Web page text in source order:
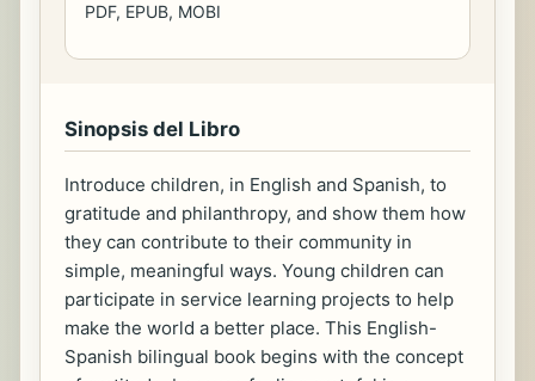
PDF, EPUB, MOBI
Sinopsis del Libro
Introduce children, in English and Spanish, to
gratitude and philanthropy, and show them how
they can contribute to their community in
simple, meaningful ways. Young children can
participate in service learning projects to help
make the world a better place. This English-
Spanish bilingual book begins with the concept